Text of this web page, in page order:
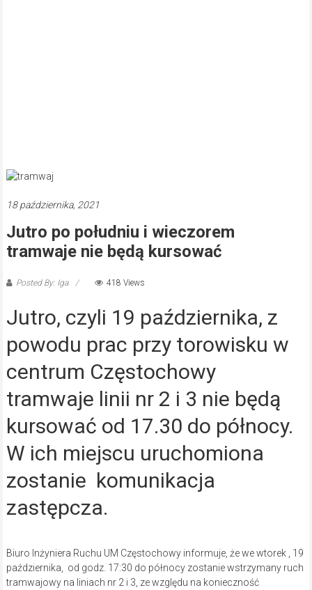
18 października, 2021
Jutro po południu i wieczorem
tramwaje nie będą kursować
Posted By: Iga 418 Views
Jutro, czyli 19 października, z
powodu prac przy torowisku w
centrum Częstochowy
tramwaje linii nr 2 i 3 nie będą
kursować od 17.30 do północy.
W ich miejscu uruchomiona
zostanie komunikacja
zastępcza.
Biuro Inżyniera Ruchu UM Częstochowy informuje, że we wtorek , 19
października, od godz. 17:30 do północy zostanie wstrzymany ruch
tramwajowy na liniach nr 2 i 3, ze względu na konieczność